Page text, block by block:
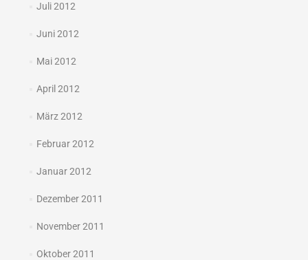
Juli 2012
Juni 2012
Mai 2012
April 2012
März 2012
Februar 2012
Januar 2012
Dezember 2011
November 2011
Oktober 2011